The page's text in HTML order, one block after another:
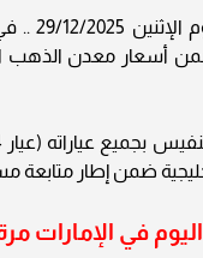
أسعار معدن الذهب
ضمن إطار متابعة
في الإمارات مرة كل